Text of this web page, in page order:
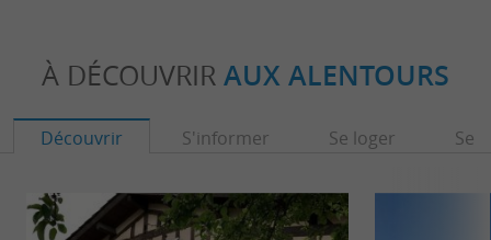
À DÉCOUVRIR AUX ALENTOURS
Découvrir S'informer Se loger Se